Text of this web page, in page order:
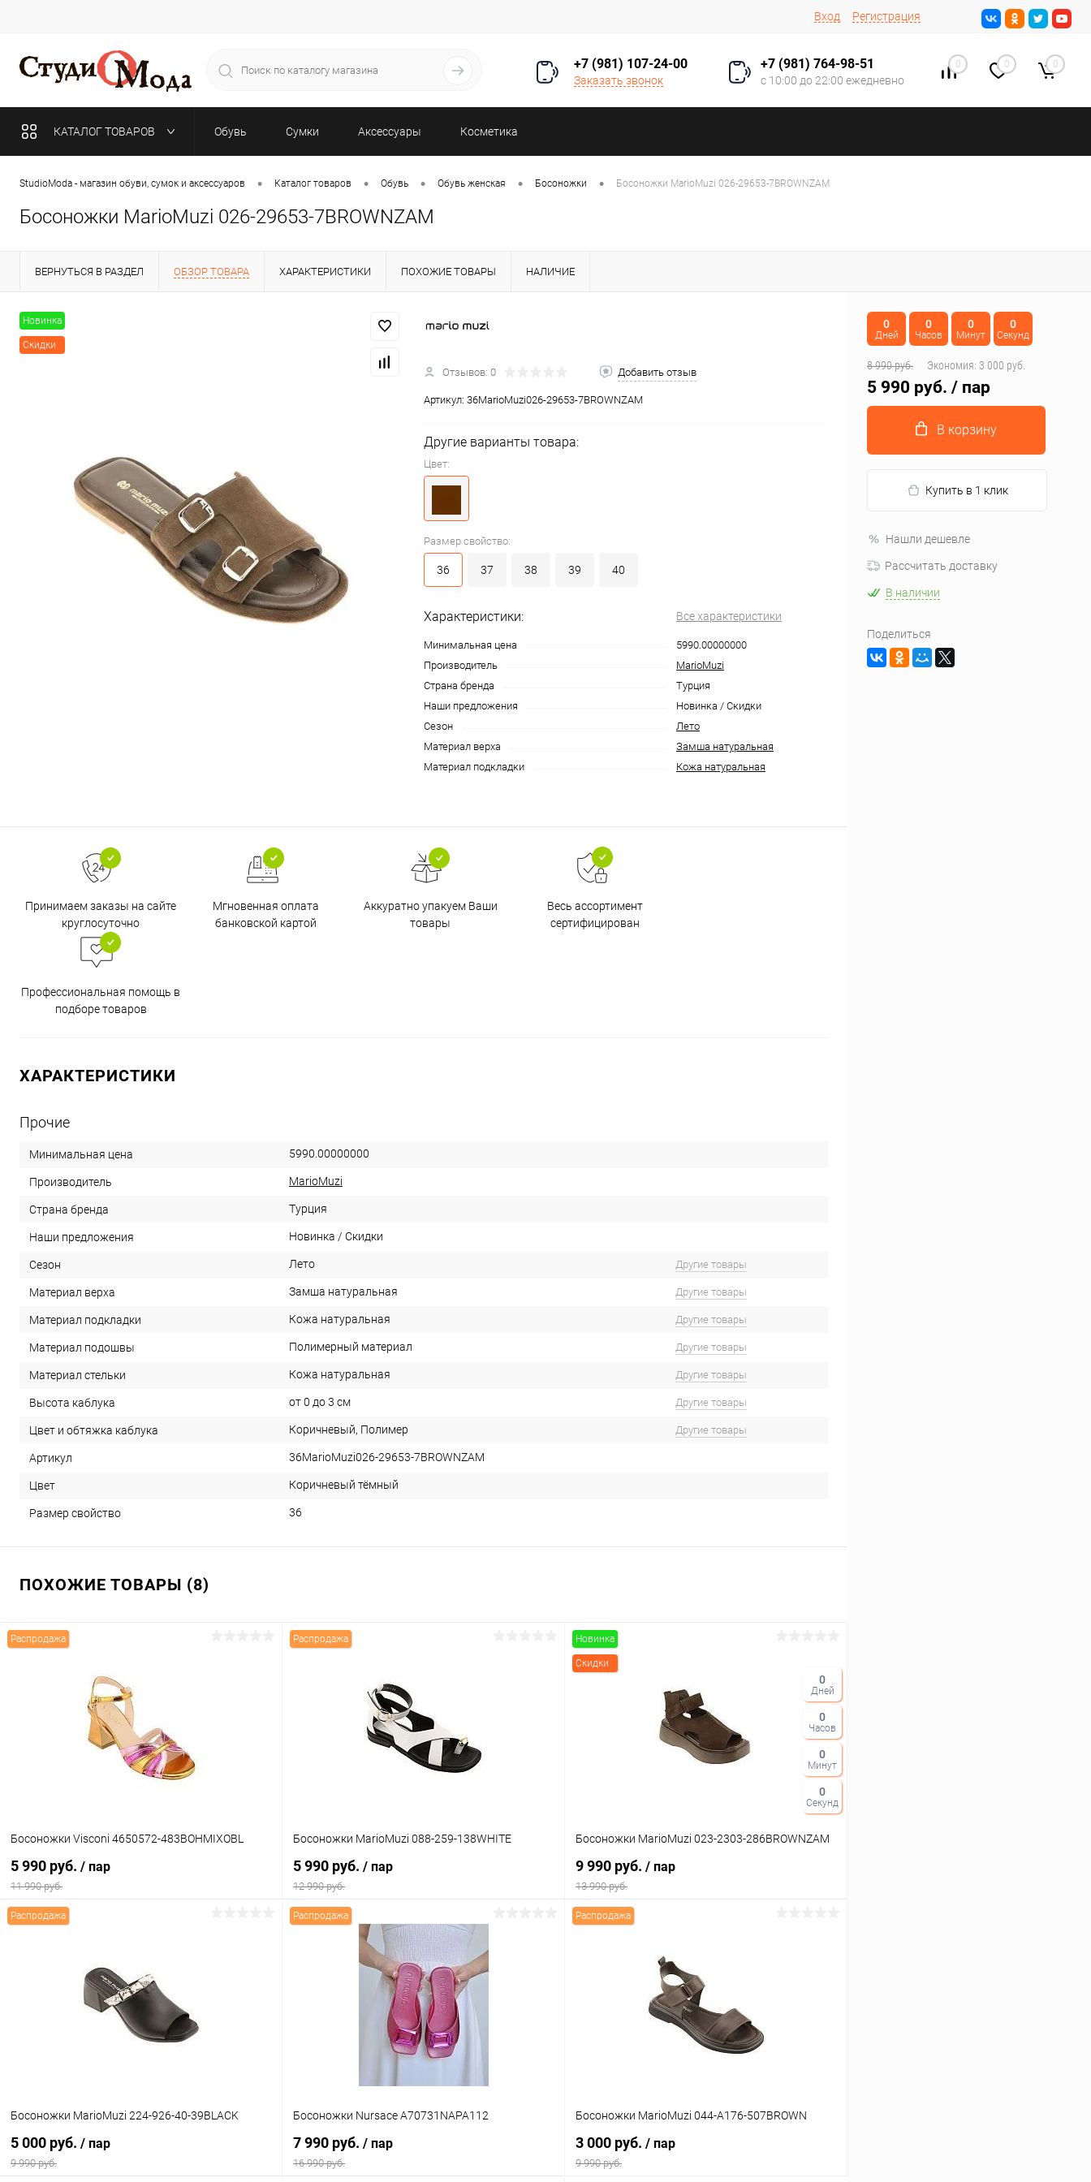
Вход Регистрация
+7 (981) 107-24-00
Заказать звонок
+7 (981) 764-98-51
с 10:00 до 22:00 ежедневно
0 0 0
КАТАЛОГ ТОВАРОВ Обувь Сумки Аксессуары Косметика
StudioModa - магазин обуви, сумок и аксессуаров • Каталог товаров • Обувь • Обувь женская • Босоножки • Босоножки MarioMuzi 026-29653-7BROWNZAM
Босоножки MarioMuzi 026-29653-7BROWNZAM
ВЕРНУТЬСЯ В РАЗДЕЛ ОБЗОР ТОВАРА ХАРАКТЕРИСТИКИ ПОХОЖИЕ ТОВАРЫ НАЛИЧИЕ
Новинка
Скидки
Отзывов: 0 Добавить отзыв
Артикул: 36MarioMuzi026-29653-7BROWNZAM
Другие варианты товара:
Цвет:
Размер свойство:
36 37 38 39 40
Характеристики: Все характеристики
Минимальная цена
5990.00000000
Производитель
MarioMuzi
Страна бренда
Турция
Наши предложения
Новинка / Скидки
Сезон
Лето
Материал верха
Замша натуральная
Материал подкладки
Кожа натуральная
Принимаем заказы на сайте
круглосуточно
Мгновенная оплата
банковской картой
Аккуратно упакуем Ваши
товары
Весь ассортимент
сертифицирован
Профессиональная помощь в
подборе товаров
ХАРАКТЕРИСТИКИ
Прочие
Минимальная цена 5990.00000000
Производитель MarioMuzi
Страна бренда Турция
Наши предложения Новинка / Скидки
Сезон Лето Другие товары
Материал верха Замша натуральная Другие товары
Материал подкладки Кожа натуральная Другие товары
Материал подошвы Полимерный материал Другие товары
Материал стельки Кожа натуральная Другие товары
Высота каблука от 0 до 3 см Другие товары
Цвет и обтяжка каблука Коричневый, Полимер Другие товары
Артикул 36MarioMuzi026-29653-7BROWNZAM
Цвет Коричневый тёмный
Размер свойство 36
ПОХОЖИЕ ТОВАРЫ (8)
Распродажа
Босоножки Visconi 4650572-483BOHMIXOBL
5 990 руб. / пар
11 990 руб.
Купить в 1 клик
В избранное В наличии
Распродажа
Босоножки MarioMuzi 088-259-138WHITE
5 990 руб. / пар
12 990 руб.
В корзину
Купить в 1 клик Сравнение
В наличии
Новинка
Скидки
0
Дней
0
Часов
0
Минут
0
Секунд
Босоножки MarioMuzi 023-2303-286BROWNZAM
9 990 руб. / пар
13 990 руб.
Купить в 1 клик
В избранное
Распродажа
Босоножки MarioMuzi 224-926-40-39BLACK
5 000 руб. / пар
9 990 руб.
Распродажа
Босоножки Nursace A70731NAPA112
7 990 руб. / пар
16 990 руб.
Распродажа
Босоножки MarioMuzi 044-A176-507BROWN
3 000 руб. / пар
9 990 руб.
0
Дней
0
Часов
0
Минут
0
Секунд
8 990 руб. Экономия: 3 000 руб.
5 990 руб. / пар
В корзину
Купить в 1 клик
Нашли дешевле
Рассчитать доставку
В наличии
Поделиться